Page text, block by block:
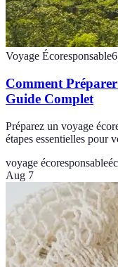
Voyage Écoresponsable6
Comment
Guide Complet
Préparez un voyage
étapes essentielles pour
voyage écoresponsable
Aug 7